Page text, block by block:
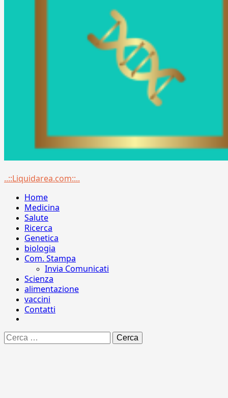
Menu
..::Liquidarea.com::..
Home
Medicina
Salute
Ricerca
Genetica
biologia
Com. Stampa
Invia Comunicati
Scienza
alimentazione
vaccini
Contatti
Ricerca
per: